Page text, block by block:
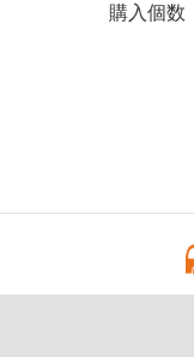
購入個数